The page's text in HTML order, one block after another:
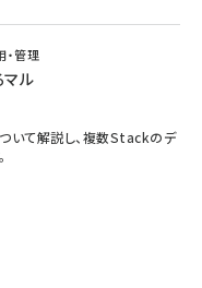
・管理
ル
いて解説し、複数Stackのデ